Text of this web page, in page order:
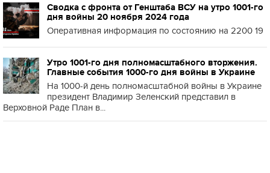
Сводка с фронта от Генштаба ВСУ на утро 1001-го
дня войны 20 ноября 2024 года
Оперативная информация по состоянию на 2200 19
Утро 1001-го дня полномасштабного вторжения.
Главные события 1000-го дня войны в Украине
На 1000-й день полномасштабной войны в Украине
президент Владимир Зеленский представил в
Верховной Раде План в...